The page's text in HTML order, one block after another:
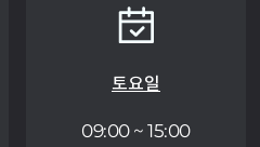
토요일
09:00 ~ 15:00